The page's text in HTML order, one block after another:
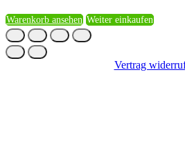
Warenkorb ansehen Weiter einkaufen
Vertrag